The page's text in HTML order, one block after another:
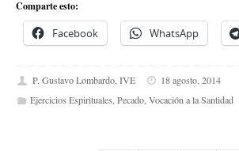
Comparte esto:
Facebook WhatsApp
P. Gustavo Lombardo, IVE
18 agosto, 2014
Ejercicios Espirituales, Pecado, Vocación a la Santidad